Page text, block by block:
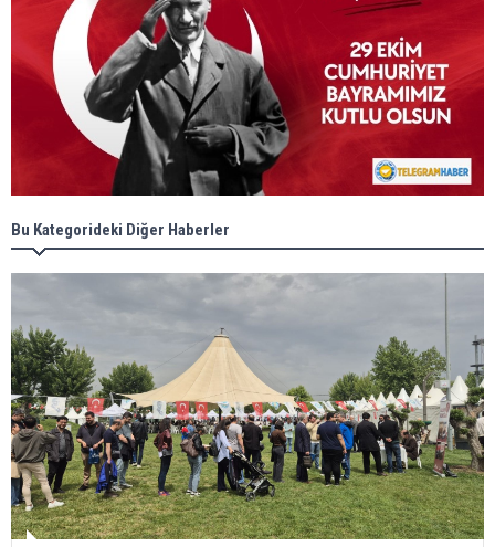
Bu Kategorideki Diğer Haberler